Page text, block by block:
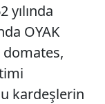
yılında
OYAK
domates,
kardeşlerin